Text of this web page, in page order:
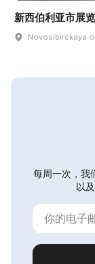
新西伯利亚市展
Novosibirskaya
每周一次，我
以